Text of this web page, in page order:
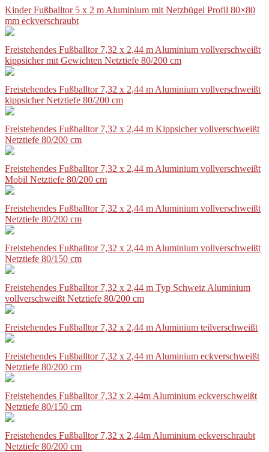
Kinder Fußballtor 5 x 2 m Aluminium mit Netzbügel Profil 80×80
mm eckverschraubt
Freistehendes Fußballtor 7,32 x 2,44 m Aluminium vollverschweißt
kippsicher mit Gewichten Netztiefe 80/200 cm
Freistehendes Fußballtor 7,32 x 2,44 m Aluminium vollverschweißt
kippsicher Netztiefe 80/200 cm
Freistehendes Fußballtor 7,32 x 2,44 m Kippsicher vollverschweißt
Netztiefe 80/200 cm
Freistehendes Fußballtor 7,32 x 2,44 m Aluminium vollverschweißt
Mobil Netztiefe 80/200 cm
Freistehendes Fußballtor 7,32 x 2,44 m Aluminium vollverschweißt
Netztiefe 80/200 cm
Freistehendes Fußballtor 7,32 x 2,44 m Aluminium vollverschweißt
Netztiefe 80/150 cm
Freistehendes Fußballtor 7,32 x 2,44 m Typ Schweiz Aluminium
vollverschweißt Netztiefe 80/200 cm
Freistehendes Fußballtor 7,32 x 2,44 m Aluminium teilverschweißt
Freistehendes Fußballtor 7,32 x 2,44 m Aluminium eckverschweißt
Netztiefe 80/200 cm
Freistehendes Fußballtor 7,32 x 2,44m Aluminium eckverschweißt
Netztiefe 80/150 cm
Freistehendes Fußballtor 7,32 x 2,44m Aluminium eckverschraubt
Netztiefe 80/200 cm